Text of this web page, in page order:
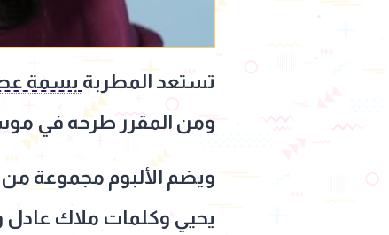
تستعد المطربة بسمة
ومن المقرر طرحه في موسم
ويضم الألبوم مجموعة من
يحيي وكلمات ملاك عادل